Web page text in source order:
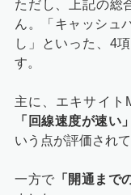
ただし、上記の総
ん。「キャッシュ
し」といった、4
す。
主に、エキサイト
「回線速度が速い
いう点が評価されて
一方で 「開通まで